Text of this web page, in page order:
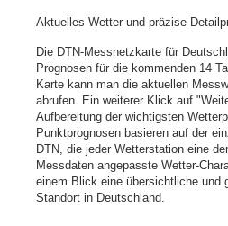
Aktuelles Wetter und präzise
Die DTN-Messnetzkarte für
Prognosen für die kommenden 14
Karte kann man die aktuellen
abrufen. Ein weiterer Klick auf
Aufbereitung der wichtigsten
Punktprognosen basieren auf der
DTN, die jeder Wetterstation eine
Messdaten angepasste Wetter-
einem Blick eine übersichtliche und
Standort in Deutschland.